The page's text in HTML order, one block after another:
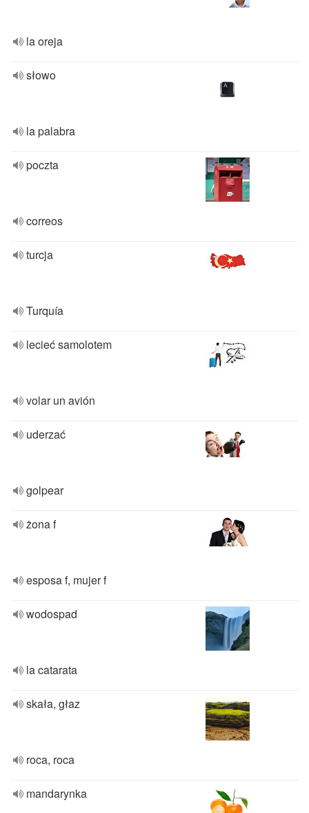
la oreja
słowo
la palabra
poczta
correos
turcja
Turquía
lecieć samolotem
volar un avión
uderzać
golpear
żona f
esposa f, mujer f
wodospad
la catarata
skała, głaz
roca, roca
mandarynka